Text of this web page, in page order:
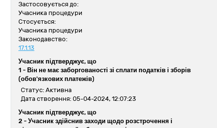
Застосовується до:
Учасника процедури
Стосується:
Учасника процедури
Законодавство:
17.1.13
Учасник підтверджує, що
1 - Він не має заборгованості зі сплати податків і зборів
(обов'язкових платежів)
Статус: Активна
Дата створення: 05-04-2024, 12:07:23
Учасник підтверджує, що
2 - Учасник здійснив заходи щодо розстрочення і